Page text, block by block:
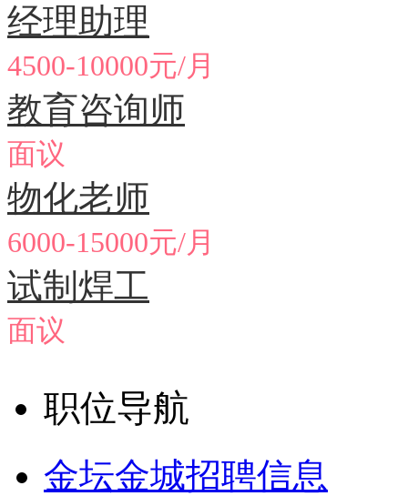
经理助理
4500-10000元/月
教育咨询师
面议
物化老师
6000-15000元/月
试制焊工
面议
职位导航
金坛金城招聘信息